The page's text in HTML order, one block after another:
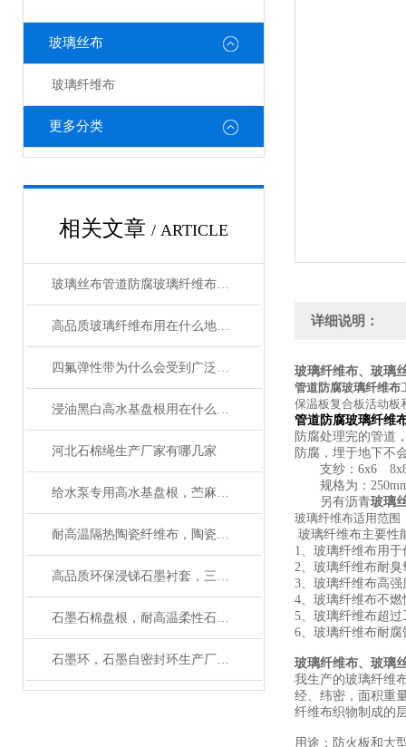
玻璃丝布
玻璃纤维布
更多分类
相关文章 / ARTICLE
玻璃丝布管道防腐玻璃纤维布规格型号齐全
高品质玻璃纤维布用在什么地方合适
四氟弹性带为什么会受到广泛的欢迎呢
浸油黑白高水基盘根用在什么机械上好
河北石棉绳生产厂家有哪几家
给水泵专用高水基盘根，苎麻盘根使用温度
耐高温隔热陶瓷纤维布，陶瓷布使用温度
高品质环保浸锑石墨衬套，三拼环制造厂家
石墨石棉盘根，耐高温柔性石墨盘根如何使用
石墨环，石墨自密封环生产厂家有大量磨具
详细说明：
玻璃纤维布、玻璃
管道防腐玻璃纤维布
保温板复合板活动板
管道防腐玻璃纤维
防腐处理完的管道
防腐，埋于地下不
支纱：6x6
规格为：
另有沥青玻璃
玻璃纤维布适用范
玻璃纤维布主要性
1、玻璃纤维布用
2、玻璃纤维布耐
3、玻璃纤维布高
4、玻璃纤维布不
5、玻璃纤维布超
6、玻璃纤维布耐腐
玻璃纤维布、玻璃
我生产的玻璃纤维
经、纬密，面积重
纤维布织物制成的
用途：防火板和大